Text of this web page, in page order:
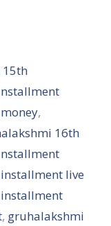
,
16th
live
, gruhalakshmi